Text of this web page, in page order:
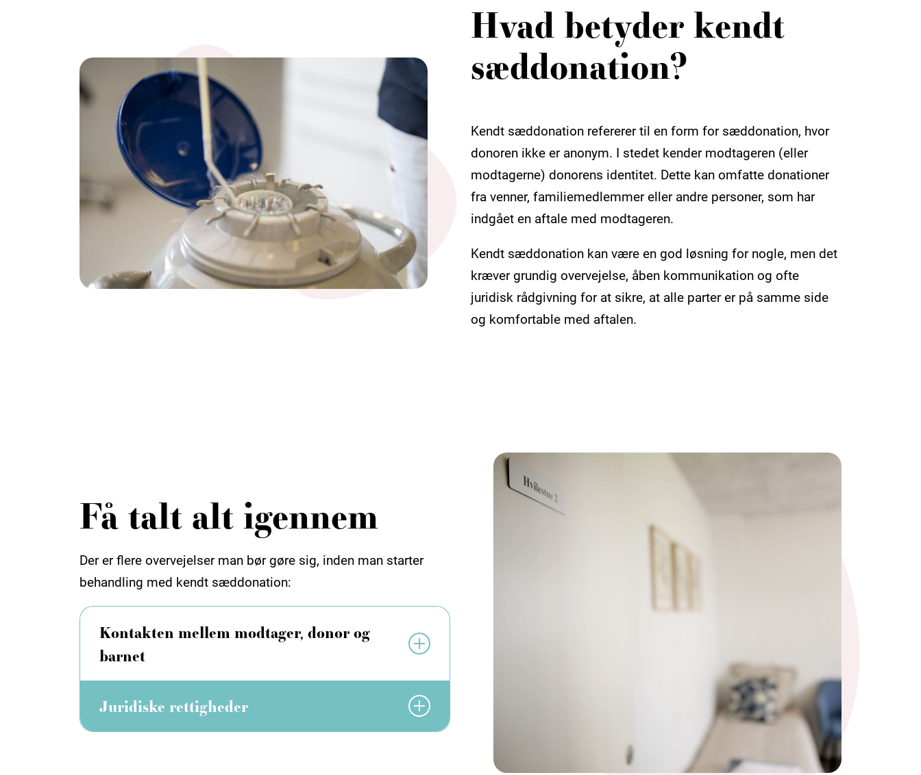
Hvad betyder kendt
sæddonation?
Kendt sæddonation refererer til en form for sæddonation, hvor
donoren ikke er anonym. I stedet kender modtageren (eller
modtagerne) donorens identitet. Dette kan omfatte donationer
fra venner, familiemedlemmer eller andre personer, som har
indgået en aftale med modtageren.
Kendt sæddonation kan være en god løsning for nogle, men det
kræver grundig overvejelse, åben kommunikation og ofte
juridisk rådgivning for at sikre, at alle parter er på samme side
og komfortable med aftalen.
Få talt alt igennem
Der er flere overvejelser man bør gøre sig, inden man starter
behandling med kendt sæddonation:
Kontakten mellem modtager, donor og
barnet
Juridiske rettigheder